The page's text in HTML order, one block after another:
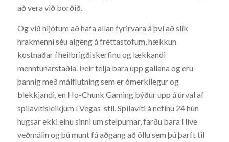
að vera við borðið.
Og við hljótum að hafa allan fyrirvara á því að slík
hrakmenni séu algeng á fréttastofum, hækkun
kostnaðar í heilbrigðiskerfinu og lækkandi
menntunarstaðla. Þeir telja bara upp gallana og eru
þannig með málflutning sem er ómerkilegur og
blekkjandi, en Ho-Chunk Gaming býður upp á úrval af
spilavítisleikjum í Vegas-stíl. Spilavíti á netinu 24 hún
hugsar ekki einu sinni um stelpurnar, farðu bara í live
veðmálin og þú munt fá aðgang að öllu sem þú þarft til